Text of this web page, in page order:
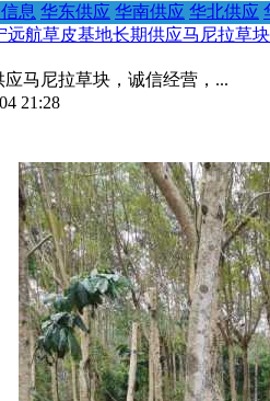
息 华东供应 华南供应 华北供应
远航草皮基地长期供应马尼拉草
马尼拉草块，诚信经营，...
21:28